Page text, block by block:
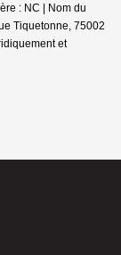
: NC | Nom du
Tiquetonne, 75002
et